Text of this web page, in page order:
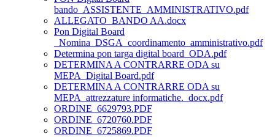
bando_ASSISTENTE_AMMINISTRATIVO.pdf
ALLEGATO_BANDO AA.docx
Pon Digital Board
_Nomina_DSGA_coordinamento_amministrativo.pdf
Determina pon targa digital board_ODA.pdf
DETERMINA A CONTRARRE ODA su
MEPA_Digital Board.pdf
DETERMINA A CONTRARRE ODA su
MEPA_attrezzature informatiche._docx.pdf
ORDINE_6629793.PDF
ORDINE_6720760.PDF
ORDINE_6725869.PDF